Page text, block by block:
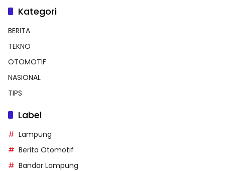
Kategori
BERITA
TEKNO
OTOMOTIF
NASIONAL
TIPS
Label
Lampung
Berita Otomotif
Bandar Lampung